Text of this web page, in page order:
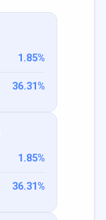
1.85%
36.31%
1.85%
36.31%